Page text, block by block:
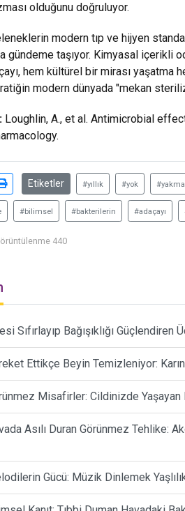
olduğunu doğruluyor.
modern tıp ve hijyen
gündeme taşıyor. Kimyasal içerikli
hem kültürel bir mirası yaşatma
modern dünyada "mekan
Loughlin, A., et al. Antimicrobial
Etiketler #yıllık #yok
#bilimsel #bakterilerin #adaçayı
440
Sıfırlayıp Bağışıklığı
Ettikçe Beyin Temizleniyor:
Misafirler: Cildinizde
Asılı Duran Görünmez Tehlike:
Gücü: Müzik Dinlemek